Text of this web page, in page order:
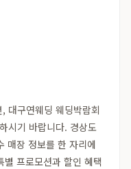
대구연웨딩 웨딩박람회
시기 바랍니다. 경상도
매장 정보를 한 자리에
프로모션과 할인 혜택